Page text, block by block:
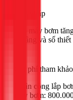
Giải pháp
Lắp máy bơm
số tầng và số
Chi phí tham khảo
Nhân công lắp
máy bơm: